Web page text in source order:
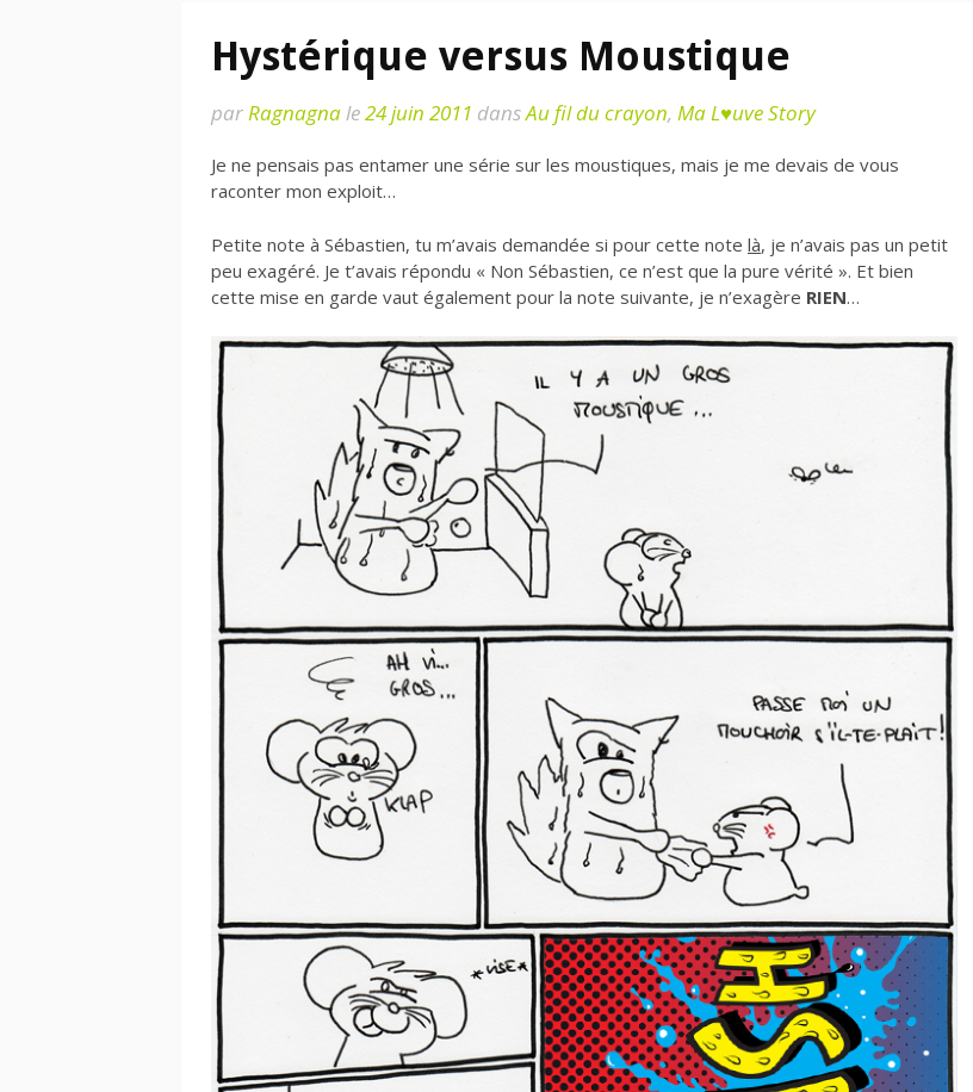
Hystérique versus Moustique
parRagnagnale24 juin 2011 dansAu fil du crayon, Ma L♥uve Story
Je ne pensais pas entamer une série sur les moustiques, mais je me devais de vous
raconter mon exploit…
Petite note à Sébastien, tu m’avais demandée si pour cette note là, je n’avais pas un petit
peu exagéré. Je t’avais répondu « Non Sébastien, ce n’est que la pure vérité ». Et bien
cette mise en garde vaut également pour la note suivante, je n’exagère RIEN…